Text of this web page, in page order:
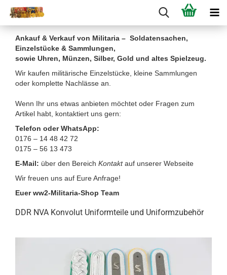
Ankauf & Verkauf von Militaria – Soldatensachen,
Einzelstücke & Sammlungen,
sowie Uhren, Münzen, Silber, Gold und altes Spielzeug.
Wir kaufen militärische Einzelstücke, kleine Sammlungen
oder komplette Nachlässe an.
Wenn Ihr uns etwas anbieten möchtet oder Fragen zum
Artikel habt, kontaktiert uns gern:
Telefon oder WhatsApp:
0176 – 14 48 42 72
0175 – 56 13 473
E-Mail: über den Bereich Kontakt auf unserer Webseite
Wir freuen uns auf Eure Anfrage!
Euer ww2-Militaria-Shop Team
DDR NVA Konvolut Uniformteile und Uniformzubehör